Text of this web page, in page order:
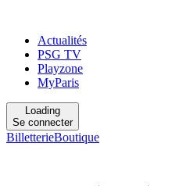
Actualités
PSG TV
Playzone
MyParis
Loading
Se connecter
BilletterieBoutique